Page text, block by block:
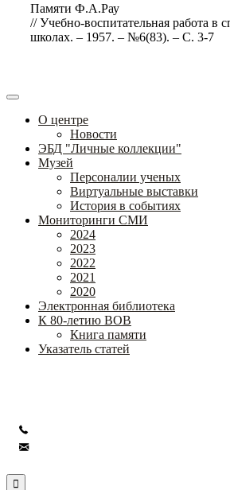
Памяти Ф.А.Рау
// Учебно-воспитательная работа в
школах. – 1957. – №6(83). – С. 3-7
О центре
Новости
ЭБД "Личные коллекции"
Музей
Персоналии ученых
Виртуальные выставки
История в событиях
Мониторинги СМИ
2024
2023
2022
2021
2020
Электронная библиотека
К 80-летию ВОВ
Книга памяти
Указатель статей
